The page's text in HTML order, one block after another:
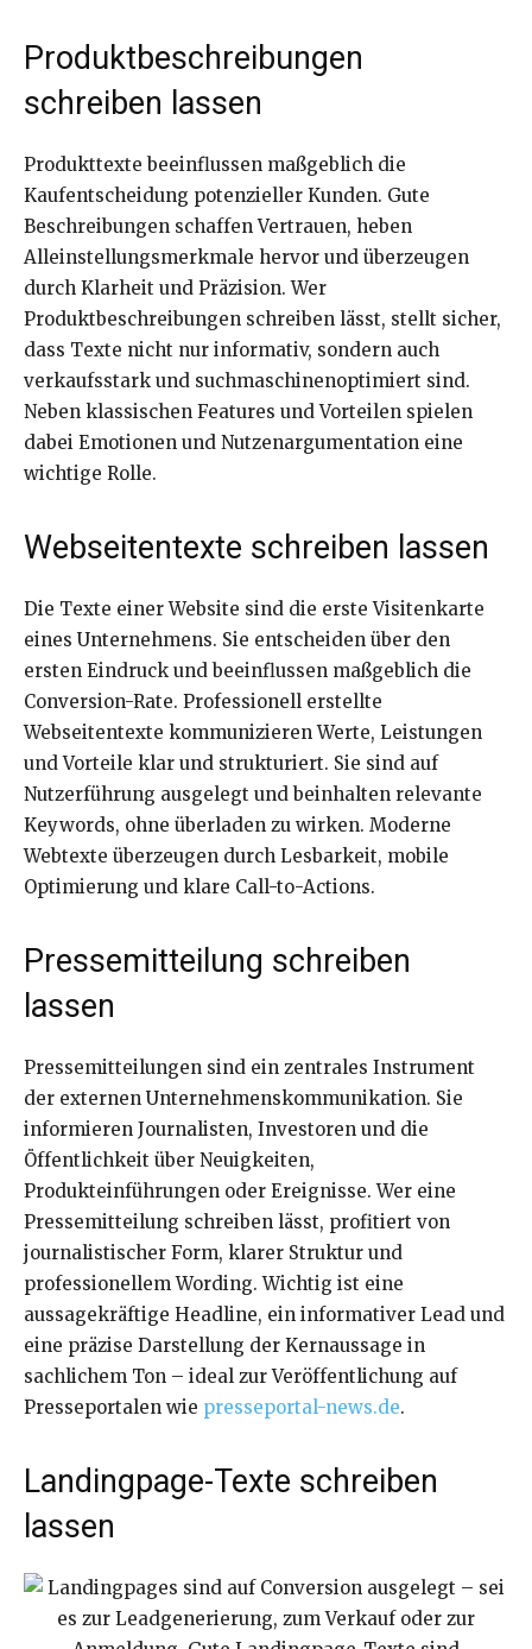
Produktbeschreibungen
schreiben lassen
Produkttexte beeinflussen maßgeblich die
Kaufentscheidung potenzieller Kunden. Gute
Beschreibungen schaffen Vertrauen, heben
Alleinstellungsmerkmale hervor und überzeugen
durch Klarheit und Präzision. Wer
Produktbeschreibungen schreiben lässt, stellt sicher,
dass Texte nicht nur informativ, sondern auch
verkaufsstark und suchmaschinenoptimiert sind.
Neben klassischen Features und Vorteilen spielen
dabei Emotionen und Nutzenargumentation eine
wichtige Rolle.
Webseitentexte schreiben lassen
Die Texte einer Website sind die erste Visitenkarte
eines Unternehmens. Sie entscheiden über den
ersten Eindruck und beeinflussen maßgeblich die
Conversion-Rate. Professionell erstellte
Webseitentexte kommunizieren Werte, Leistungen
und Vorteile klar und strukturiert. Sie sind auf
Nutzerführung ausgelegt und beinhalten relevante
Keywords, ohne überladen zu wirken. Moderne
Webtexte überzeugen durch Lesbarkeit, mobile
Optimierung und klare Call-to-Actions.
Pressemitteilung schreiben
lassen
Pressemitteilungen sind ein zentrales Instrument
der externen Unternehmenskommunikation. Sie
informieren Journalisten, Investoren und die
Öffentlichkeit über Neuigkeiten,
Produkteinführungen oder Ereignisse. Wer eine
Pressemitteilung schreiben lässt, profitiert von
journalistischer Form, klarer Struktur und
professionellem Wording. Wichtig ist eine
aussagekräftige Headline, ein informativer Lead und
eine präzise Darstellung der Kernaussage in
sachlichem Ton – ideal zur Veröffentlichung auf
Presseportalen wie presseportal-news.de.
Landingpage-Texte schreiben
lassen